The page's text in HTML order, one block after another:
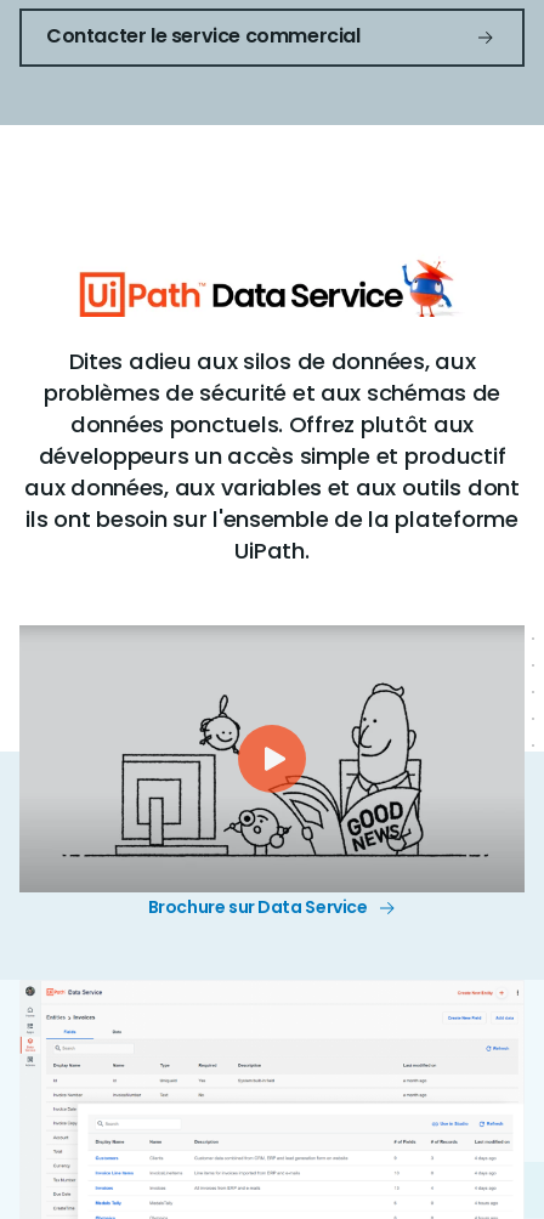
Contacter le service commercial
Dites adieu aux silos de données, aux
problèmes de sécurité et aux schémas de
données ponctuels. Offrez plutôt aux
développeurs un accès simple et productif
aux données, aux variables et aux outils dont
ils ont besoin sur l'ensemble de la plateforme
UiPath.
Brochure sur Data Service